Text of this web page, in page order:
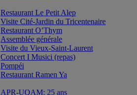
Restaurant Le Petit Alep
Visite Cité-Jardin du Tricentenaire
Restaurant O’Thym
Assemblée générale
Visite du Vieux-Saint-Laurent
Concert I Musici (repas)
Pompéi
Restaurant Ramen Ya
APR-UQAM: 25 ans